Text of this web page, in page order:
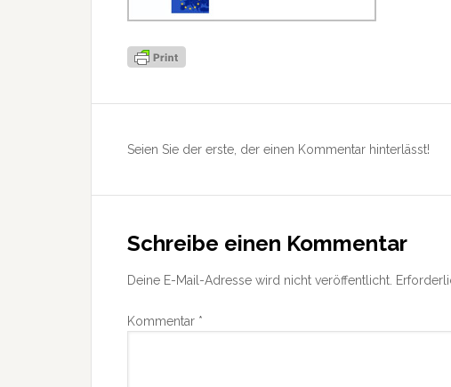
Interaktionen
Seien Sie der erste, der einen Kommentar hinterlässt!
Schreibe einen Kommentar
Deine E-Mail-Adresse wird nicht veröffentlicht.
Kommentar *